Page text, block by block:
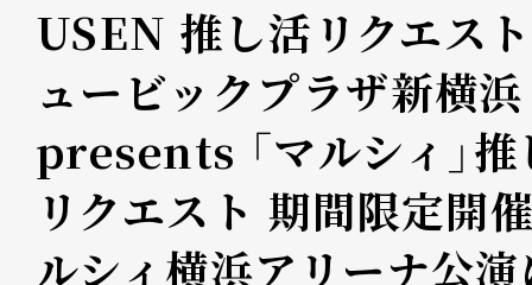
USEN 推し活リクエス
ュービックプラザ新横浜
presents 「マルシィ」
リクエスト 期間限定開催
ルシィ横浜アリーナ公